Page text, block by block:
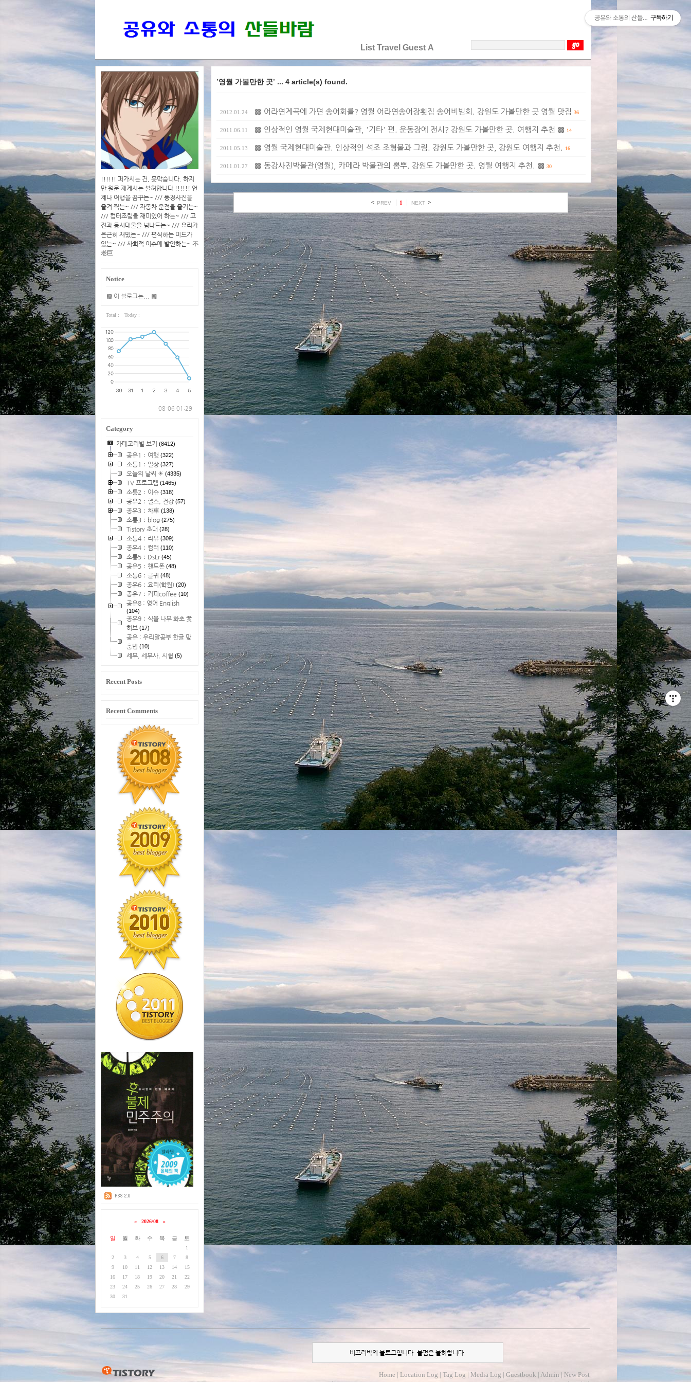
List Travel Guest A
!!!!!! 퍼가시는 건, 못막습니다. 하지
만 원문 재게시는 불허합니다 !!!!!! 언
제나 여행을 꿈꾸는~ /// 풍경사진을
즐겨 찍는~ /// 자동차 운전을 즐기는~
/// 컴터조립을 재미있어 하는~ /// 고
전과 동시대물을 넘나드는~ /// 요리가
은근히 재밌는~ /// 편식하는 미드가
있는~ /// 사회적 이슈에 발언하는~ 不
老巨
Notice
▩ 이 블로그는... ▩
Total : Today :
08-06 01:29
Category
카테고리별 보기 (8412)
공유1：여행 (322)
소통1：일상(327)
오늘의 날씨 ☀ (4335)
TV 프로그램 (1465)
소통2：이슈(318)
공유2：헬스, 건강(57)
공유3：차車(138)
소통3：blog(275)
Tistory 초대 (28)
소통4：리뷰(309)
공유4：컴터 (110)
소통5：DsLr(45)
공유5：핸드폰(48)
소통6：글귀 (48)
공유6：요리(학원)(20)
공유7：커피coffee (10)
공유8 : 영어 English
(104)
공유9：식물 나무 화초 꽃
허브 (17)
공유 : 우리말공부 한글 맞
춤법 (10)
세무, 세무사, 시험 (5)
Recent Posts
Recent Comments
« 2026/08 »
일 월 화 수 목 금 토
1
2
3 4 5 6 7
8
9
10 11 12 13 14
15
16
17 18 19 20 21
22
23
24 25 26 27 28
29
30
31
'영월 가볼만한 곳' ... 4 article(s) found.
2012.01.24 ▩ 어라연계곡에 가면 송어회를? 영월 어라연송어장횟집 송어비빔회. 강원도 가볼만한 곳 영월 맛집 36
2011.06.11 ▩ 인상적인 영월 국제현대미술관, '기타' 편. 운동장에 전시? 강원도 가볼만한 곳. 여행지 추천 ▩ 14
2011.05.13 ▩ 영월 국제현대미술관. 인상적인 석조 조형물과 그림. 강원도 가볼만한 곳, 강원도 여행지 추천. 16
2011.01.27 ▩ 동강사진박물관(영월), 카메라 박물관의 뽐뿌. 강원도 가볼만한 곳. 영월 여행지 추천. ▩ 30
PREV 1 NEXT
비프리박의 블로그입니다. 불펌은 불허합니다.
Home | Location Log | Tag Log | Media Log | Guestbook | Admin | New Post
공유와 소통의 산들바람구독하기